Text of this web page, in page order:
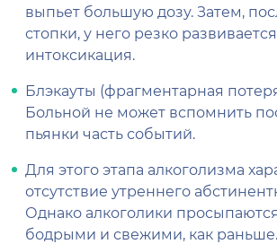
выпьет большую дозу. Затем,
стопки, у него резко
интоксикация.
Блэкауты (фрагментарная
Больной не может вспомнить
пьянки часть событий.
Для этого этапа алкоголизма
отсутствие утреннего
Однако алкоголики
бодрыми и свежими, как